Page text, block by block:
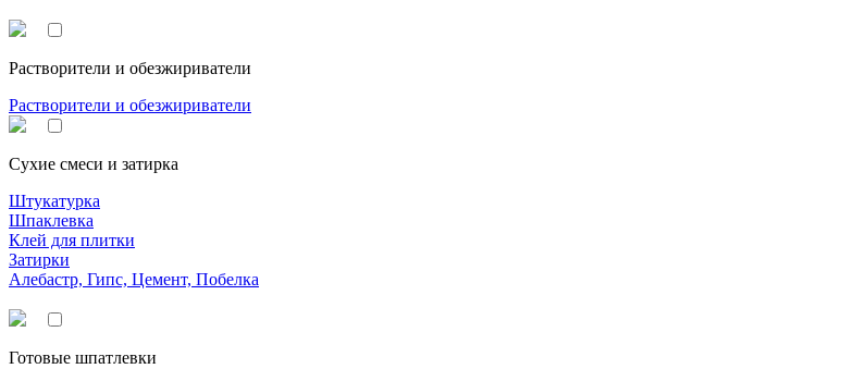
Растворители и обезжириватели
Растворители и обезжириватели
Сухие смеси и затирка
Штукатурка
Шпаклевка
Клей для плитки
Затирки
Алебастр, Гипс, Цемент, Побелка
Готовые шпатлевки